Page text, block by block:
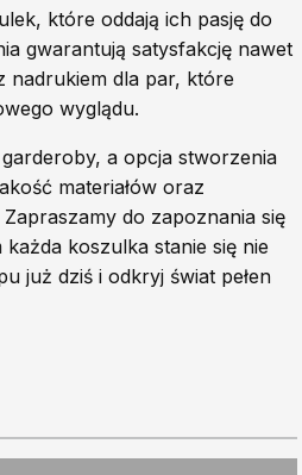
które oddają ich pasję do
gwarantują satysfakcję nawet
nadrukiem dla par, które
wyglądu.
a opcja stworzenia
materiałów oraz
do zapoznania się
koszulka stanie się nie
już dziś i odkryj świat pełen